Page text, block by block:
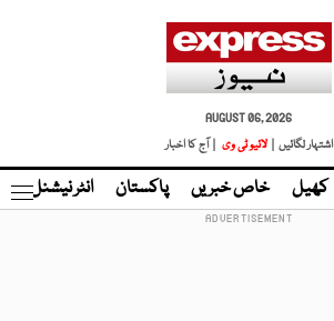
AUGUST 06, 2026
اشتہار لگائیں |
لائیو ٹی وی | آج کا اخبار
کھیل خاص خبریں پاکستان انٹر نیشنل